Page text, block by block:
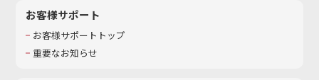
お客様サポート
お客様サポートトップ
重要なお知らせ